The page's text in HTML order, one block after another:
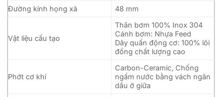
Đường kính họng xả
48 mm
Vật liệu cấu tạo
Thân bơm 100% Inox 304
Cánh bơm: Nhựa Feed
Dây quấn động cơ: 100% lõi
đồng chất lượng cao
Phớt cơ khí
Carbon-Ceramic, Chống
ngấm nước bằng vách ngăn
dầu ở giữa